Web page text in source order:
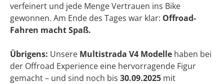
verfeinert und jede Menge Vertrauen ins Bike
gewonnen. Am Ende des Tages war klar: Offroad-
Fahren macht Spaß.
Übrigens: Unsere Multistrada V4 Modelle haben bei
der Offroad Experience eine hervorragende Figur
gemacht – und sind noch bis 30.09.2025 mit